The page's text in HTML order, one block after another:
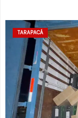
TARAPACÁ